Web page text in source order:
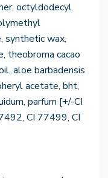
octyldodecyl
synthetic wax,
theobroma cacao
aloe barbadensis
acetate, bht,
parfum [+/-CI
CI 77499, CI